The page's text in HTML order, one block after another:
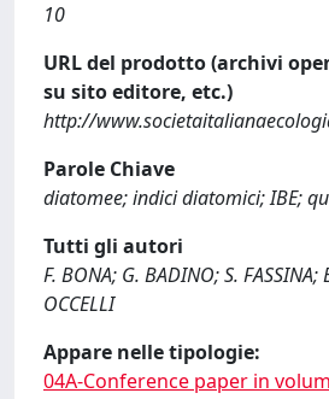
10
URL del prodotto (archivi
su sito editore, etc.)
http://
Parole Chiave
diatomee; indici diatomici; IBE;
Tutti gli autori
F. BONA; G. BADINO; S. FASSINA;
OCCELLI
Appare nelle tipologie:
04A-Conference paper in